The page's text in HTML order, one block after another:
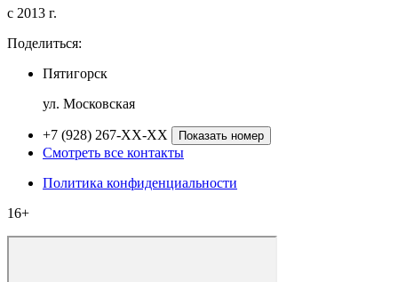
c 2013 г.
Поделиться:
Пятигорск
ул. Московская
+7 (928) 267-XX-XX Показать номер
Смотреть все контакты
Политика конфиденциальности
16+